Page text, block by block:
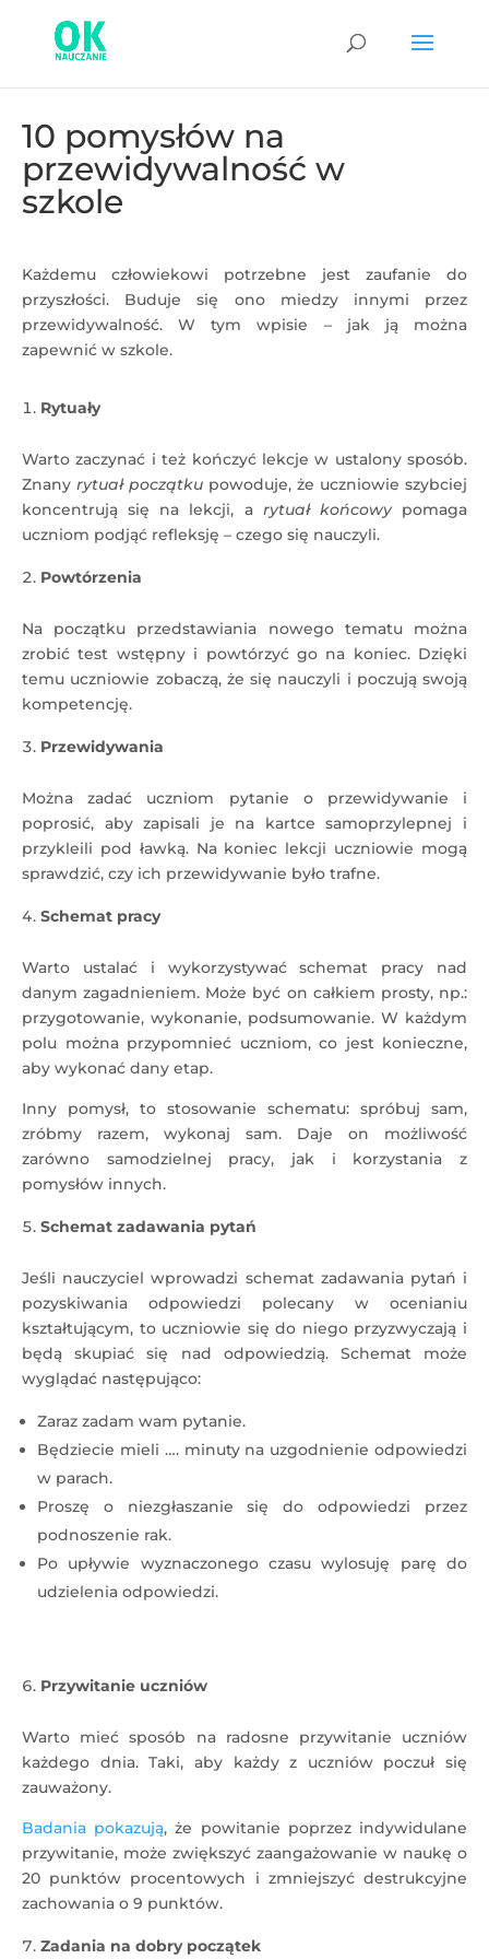
10 pomysłów na
przewidywalność w
szkole
Każdemu człowiekowi potrzebne jest zaufanie do
przyszłości. Buduje się ono miedzy innymi przez
przewidywalność. W tym wpisie – jak ją można
zapewnić w szkole.
Rytuały
Warto zaczynać i też kończyć lekcje w ustalony sposób.
Znany rytuał początku powoduje, że uczniowie szybciej
koncentrują się na lekcji, a rytuał końcowypomaga
uczniom podjąć refleksję – czego się nauczyli.
Powtórzenia
Na początku przedstawiania nowego tematu można
zrobić test wstępny i powtórzyć go na koniec. Dzięki
temu uczniowie zobaczą, że się nauczyli i poczują swoją
kompetencję.
Przewidywania
Można zadać uczniom pytanie o przewidywanie i
poprosić, aby zapisali je na kartce samoprzylepnej i
przykleili pod ławką. Na koniec lekcji uczniowie mogą
sprawdzić, czy ich przewidywanie było trafne.
Schemat pracy
Warto ustalać i wykorzystywać schemat pracy nad
danym zagadnieniem. Może być on całkiem prosty, np.:
przygotowanie, wykonanie, podsumowanie. W każdym
polu można przypomnieć uczniom, co jest konieczne,
aby wykonać dany etap.
Inny pomysł, to stosowanie schematu: spróbuj sam,
zróbmy razem, wykonaj sam. Daje on możliwość
zarówno samodzielnej pracy, jak i korzystania z
pomysłów innych.
Schemat zadawania pytań
Jeśli nauczyciel wprowadzi schemat zadawania pytań i
pozyskiwania odpowiedzi polecany w ocenianiu
kształtującym, to uczniowie się do niego przyzwyczają i
będą skupiać się nad odpowiedzią. Schemat może
wyglądać następująco:
Zaraz zadam wam pytanie.
Będziecie mieli …. minuty na uzgodnienie odpowiedzi
w parach.
Proszę o niezgłaszanie się do odpowiedzi przez
podnoszenie rak.
Po upływie wyznaczonego czasu wylosuję parę do
udzielenia odpowiedzi.
Przywitanie uczniów
Warto mieć sposób na radosne przywitanie uczniów
każdego dnia. Taki, aby każdy z uczniów poczuł się
zauważony.
Badania pokazują, że powitanie poprzez indywidulane
przywitanie, może zwiększyć zaangażowanie w naukę o
20 punktów procentowych i zmniejszyć destrukcyjne
zachowania o 9 punktów.
Zadania na dobry początek